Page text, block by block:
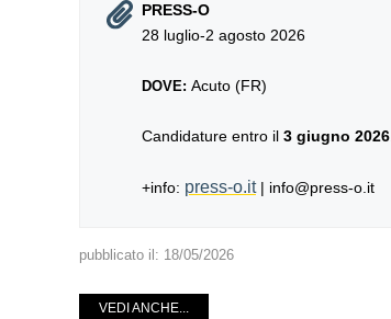
PRESS-O
28 luglio-2 agosto 2026
DOVE: Acuto (FR)
Candidature entro il 3 giugno 2026
+info: press-o.it| info@press-o.it
pubblicato il: 18/05/2026
VEDI ANCHE...